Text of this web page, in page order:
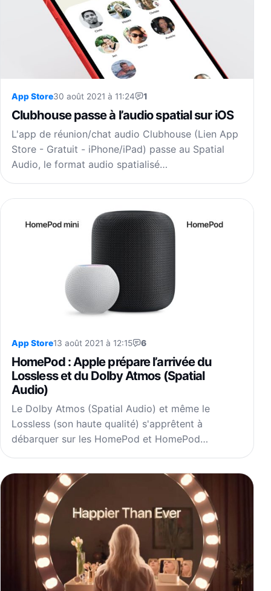
App Store30 août 2021 à 11:24 1
Clubhouse passe à l’audio spatial sur iOS
L'app de réunion/chat audio Clubhouse (Lien App
Store - Gratuit - iPhone/iPad) passe au Spatial
Audio, le format audio spatialisé…
App Store13 août 2021 à 12:15 6
HomePod : Apple prépare l’arrivée du
Lossless et du Dolby Atmos (Spatial
Audio)
Le Dolby Atmos (Spatial Audio) et même le
Lossless (son haute qualité) s'apprêtent à
débarquer sur les HomePod et HomePod…